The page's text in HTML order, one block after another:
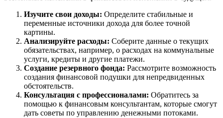
Изучите свои доходы: Определите стабильные и
переменные источники дохода для более точной
картины.
Анализируйте расходы: Соберите данные о текущих
обязательствах, например, о расходах на коммунальные
услуги, кредиты и другие платежи.
Создание резервного фонда: Рассмотрите возможность
создания финансовой подушки для непредвиденных
обстоятельств.
Консультация с профессионалами: Обратитесь за
помощью к финансовым консультантам, которые смогут
дать советы по управлению денежными потоками.